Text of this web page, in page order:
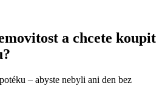
a chcete koupit
– abyste nebyli ani den bez